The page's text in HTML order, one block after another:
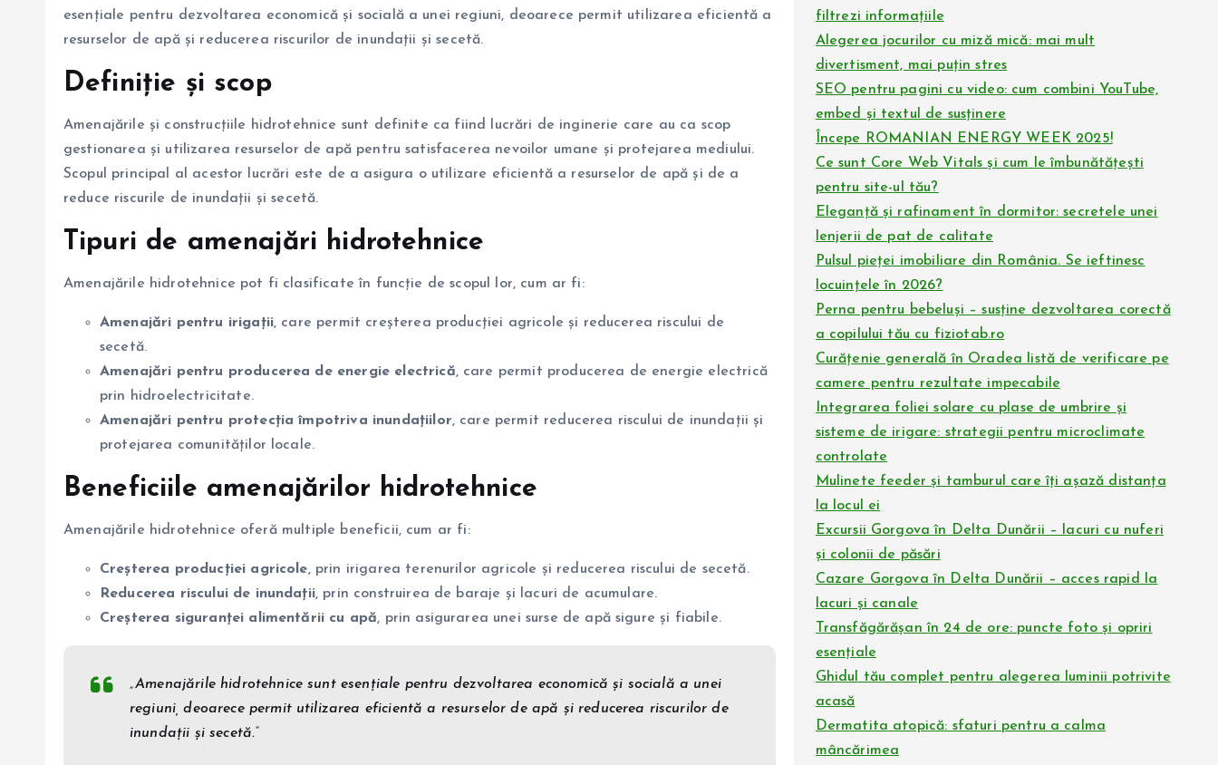
esențiale pentru dezvoltarea economică și socială a unei regiuni, deoarece permit utilizarea eficientă a
resurselor de apă și reducerea riscurilor de inundații și secetă.
Definiție și scop
Amenajările și construcțiile hidrotehnice sunt definite ca fiind lucrări de inginerie care au ca scop
gestionarea și utilizarea resurselor de apă pentru satisfacerea nevoilor umane și protejarea mediului.
Scopul principal al acestor lucrări este de a asigura o utilizare eficientă a resurselor de apă și de a
reduce riscurile de inundații și secetă.
Tipuri de amenajări hidrotehnice
Amenajările hidrotehnice pot fi clasificate în funcție de scopul lor, cum ar fi:
Amenajări pentru irigații, care permit creșterea producției agricole și reducerea riscului de
secetă.
Amenajări pentru producerea de energie electrică, care permit producerea de energie electrică
prin hidroelectricitate.
Amenajări pentru protecția împotriva inundațiilor, care permit reducerea riscului de inundații și
protejarea comunităților locale.
Beneficiile amenajărilor hidrotehnice
Amenajările hidrotehnice oferă multiple beneficii, cum ar fi:
Creșterea producției agricole, prin irigarea terenurilor agricole și reducerea riscului de secetă.
Reducerea riscului de inundații, prin construirea de baraje și lacuri de acumulare.
Creșterea siguranței alimentării cu apă, prin asigurarea unei surse de apă sigure și fiabile.
„Amenajările hidrotehnice sunt esențiale pentru dezvoltarea economică și socială a unei
regiuni, deoarece permit utilizarea eficientă a resurselor de apă și reducerea riscurilor de
inundații și secetă.”
filtrezi informațiile
Alegerea jocurilor cu miză mică: mai mult
divertisment, mai puțin stres
SEO pentru pagini cu video: cum combini YouTube,
embed și textul de susținere
Începe ROMANIAN ENERGY WEEK 2025!
Ce sunt Core Web Vitals și cum le îmbunătățești
pentru site-ul tău?
Eleganță și rafinament în dormitor: secretele unei
lenjerii de pat de calitate
Pulsul pieței imobiliare din România. Se ieftinesc
locuințele în 2026?
Perna pentru bebeluși – susține dezvoltarea corectă
a copilului tău cu fiziotab.ro
Curățenie generală în Oradea listă de verificare pe
camere pentru rezultate impecabile
Integrarea foliei solare cu plase de umbrire și
sisteme de irigare: strategii pentru microclimate
controlate
Mulinete feeder și tamburul care îți așază distanța
la locul ei
Excursii Gorgova în Delta Dunării – lacuri cu nuferi
și colonii de păsări
Cazare Gorgova în Delta Dunării – acces rapid la
lacuri și canale
Transfăgărășan în 24 de ore: puncte foto și opriri
esențiale
Ghidul tău complet pentru alegerea luminii potrivite
acasă
Dermatita atopică: sfaturi pentru a calma
mâncărimea